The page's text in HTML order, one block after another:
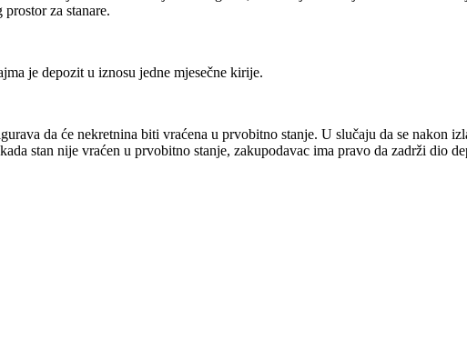
za stanare.
je depozit u iznosu jedne mjesečne kirije.
da će nekretnina biti vraćena u prvobitno stanje. U slučaju da se nakon
stan nije vraćen u prvobitno stanje, zakupodavac ima pravo da zadrži dio